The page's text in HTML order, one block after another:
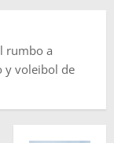
rumbo a
y voleibol de